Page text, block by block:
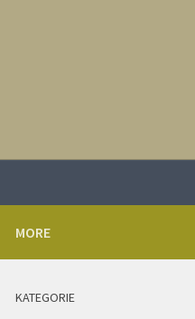
MORE
KATEGORIE